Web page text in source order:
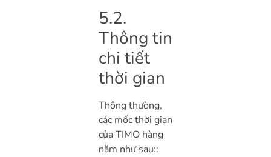
5.2.
Thông tin
chi tiết
thời gian
Thông thường,
các mốc thời gian
của TIMO hàng
năm như sau::